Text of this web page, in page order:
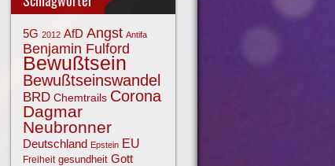
5G 2012 AfD Angst Antifa
Benjamin Fulford
Bewußtsein
Bewußtseinswandel
BRD Chemtrails Corona
Dagmar
Neubronner
Deutschland Epstein EU
Freiheit gesundheit Gott